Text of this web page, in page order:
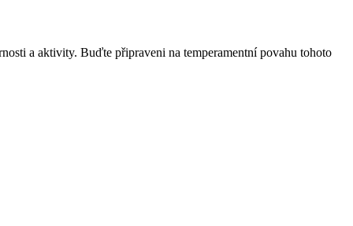
a aktivity. Buďte připraveni na temperamentní povahu tohoto